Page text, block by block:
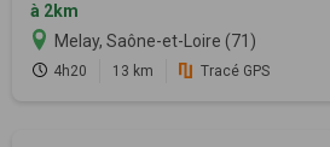
à 2km
Melay, Saône-et-Loire (71)
4h20 13 km Tracé GPS